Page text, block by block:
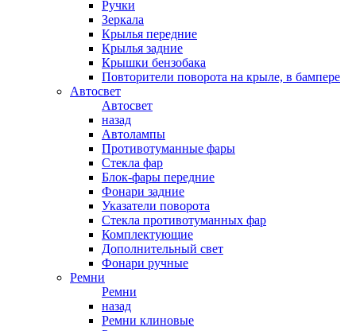
Ручки
Зеркала
Крылья передние
Крылья задние
Крышки бензобака
Повторители поворота на крыле, в бампере
Автосвет
Автосвет
назад
Автолампы
Противотуманные фары
Стекла фар
Блок-фары передние
Фонари задние
Указатели поворота
Стекла противотуманных фар
Комплектующие
Дополнительный свет
Фонари ручные
Ремни
Ремни
назад
Ремни клиновые